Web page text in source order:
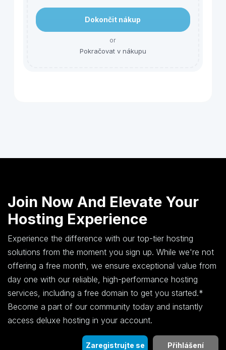
Dokončit nákup
or
Pokračovat v nákupu
Join Now And Elevate Your
Hosting Experience
Experience the difference with our top-tier hosting
solutions from the moment you sign up. While we're not
offering a free month, we ensure exceptional value from
day one with our reliable, high-performance hosting
services, including a free domain to get you started.*
Become a part of our community today and instantly
access deluxe hosting in your account.
Zaregistrujte se Přihlášení